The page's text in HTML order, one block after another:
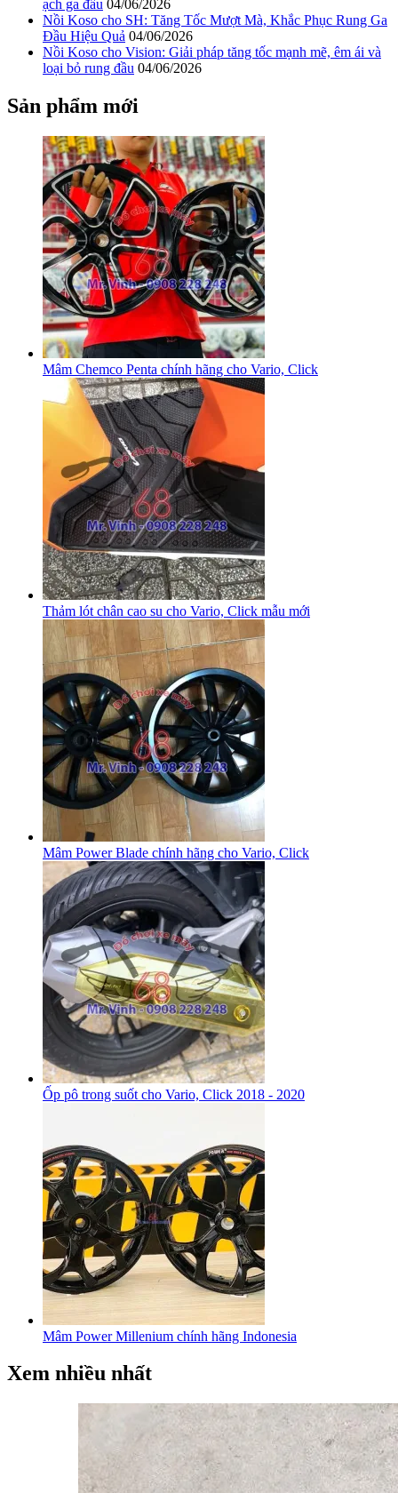
ạch ga đầu 04/06/2026
Nồi Koso cho SH: Tăng Tốc Mượt Mà, Khắc Phục Rung Ga
Đầu Hiệu Quả 04/06/2026
Nồi Koso cho Vision: Giải pháp tăng tốc mạnh mẽ, êm ái và
loại bỏ rung đầu 04/06/2026
Sản phẩm mới
Mâm Chemco Penta chính hãng cho Vario, Click
Thảm lót chân cao su cho Vario, Click mẫu mới
Mâm Power Blade chính hãng cho Vario, Click
Ốp pô trong suốt cho Vario, Click 2018 - 2020
Mâm Power Millenium chính hãng Indonesia
Xem nhiều nhất